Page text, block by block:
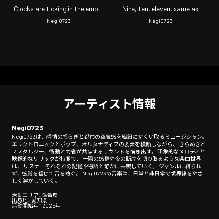
Clocks are ticking in the empty
limestone hall
Negi0723
Nine, ten, eleven, same as
before
Negi0723
アーティスト情報
Negi0723
Negi0723は、感情の揺らぎと都市の空気感を繊細にすくい取るミュージシャン。
エレクトロニックとポップ、オルタナティブの要素を横断しながら、 きらめきと
ノスタルジー、衝動と内省が共存するサウンドを描き出す。 印象的なメロディと
映像的なリリックが特徴で、 一瞬の感情や夜の断片を切り取るような楽曲世界
は、 リスナーそれぞれの記憶や物語と静かに共鳴していく。 ジャンルに縛られ
ず、感覚を信じて音を紡ぐ。 Negi0723の音楽は、日常と非日常の境界線をやさ
しく溶かしていく。
活動エリア： 滋賀県
出身地： 愛知県
活動開始年： 2025年